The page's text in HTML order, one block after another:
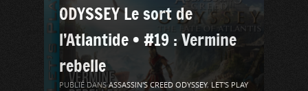
ODYSSEY Le sort de
l’Atlantide • #19 : Vermine
rebelle
PUBLIÉ DANSASSASSIN'S CREED ODYSSEY, LET'S PLAY